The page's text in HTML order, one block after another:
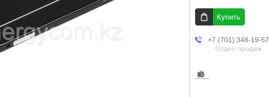
Купить
+7 (701) 348-19-57
Отдел продаж